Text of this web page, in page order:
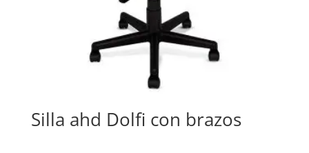
Silla ahd Dolfi con brazos